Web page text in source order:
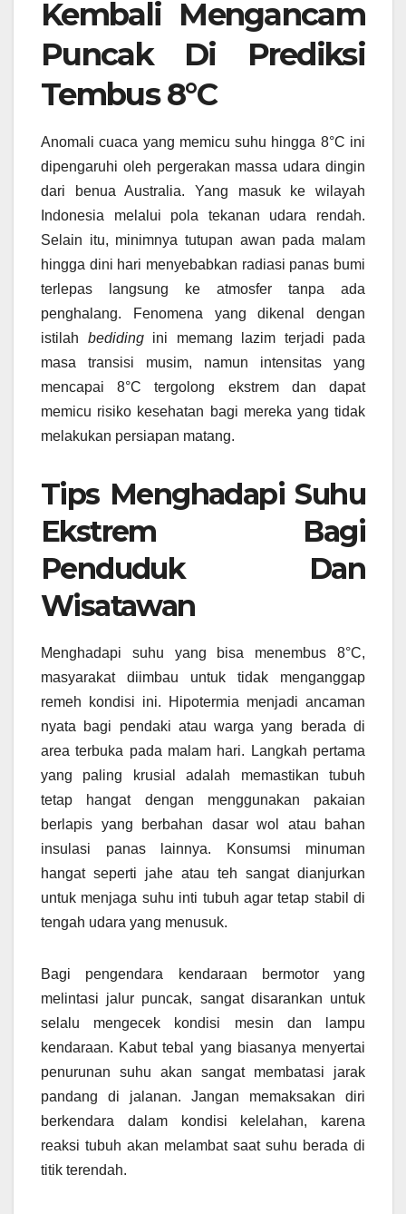
Kembali Mengancam
Puncak Di Prediksi
Tembus 8°C
Anomali cuaca yang memicu suhu hingga 8°C ini
dipengaruhi oleh pergerakan massa udara dingin
dari benua Australia. Yang masuk ke wilayah
Indonesia melalui pola tekanan udara rendah.
Selain itu, minimnya tutupan awan pada malam
hingga dini hari menyebabkan radiasi panas bumi
terlepas langsung ke atmosfer tanpa ada
penghalang. Fenomena yang dikenal dengan
istilah bedidingini memang lazim terjadi pada
masa transisi musim, namun intensitas yang
mencapai 8°C tergolong ekstrem dan dapat
memicu risiko kesehatan bagi mereka yang tidak
melakukan persiapan matang.
Tips Menghadapi Suhu
Ekstrem Bagi
Penduduk Dan
Wisatawan
Menghadapi suhu yang bisa menembus 8°C,
masyarakat diimbau untuk tidak menganggap
remeh kondisi ini. Hipotermia menjadi ancaman
nyata bagi pendaki atau warga yang berada di
area terbuka pada malam hari. Langkah pertama
yang paling krusial adalah memastikan tubuh
tetap hangat dengan menggunakan pakaian
berlapis yang berbahan dasar wol atau bahan
insulasi panas lainnya. Konsumsi minuman
hangat seperti jahe atau teh sangat dianjurkan
untuk menjaga suhu inti tubuh agar tetap stabil di
tengah udara yang menusuk.
Bagi pengendara kendaraan bermotor yang
melintasi jalur puncak, sangat disarankan untuk
selalu mengecek kondisi mesin dan lampu
kendaraan. Kabut tebal yang biasanya menyertai
penurunan suhu akan sangat membatasi jarak
pandang di jalanan. Jangan memaksakan diri
berkendara dalam kondisi kelelahan, karena
reaksi tubuh akan melambat saat suhu berada di
titik terendah.